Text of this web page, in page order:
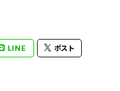
LINE ポスト